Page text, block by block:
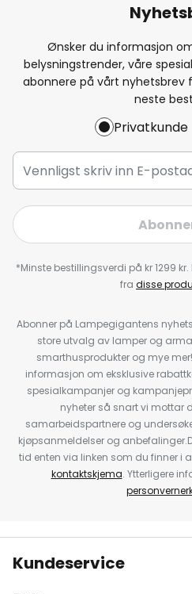
Ønsker du informasjon
belysningstrender, våre
abonnere på vårt nyhetsbrev
neste
Privatkunde
*Minste bestillingsverdi på kr 1299
fra disse
Abonner på Lampegigantens
store utvalg av lamper og
smarthusprodukter og mye
informasjon om eksklusive
spesialkampanjer og
nyheter så snart vi mottar
samarbeidspartnere og
kjøpsanmeldelser og
tid enten via linken som du finner i
kontaktskjema. Ytterligere
Kundeservice